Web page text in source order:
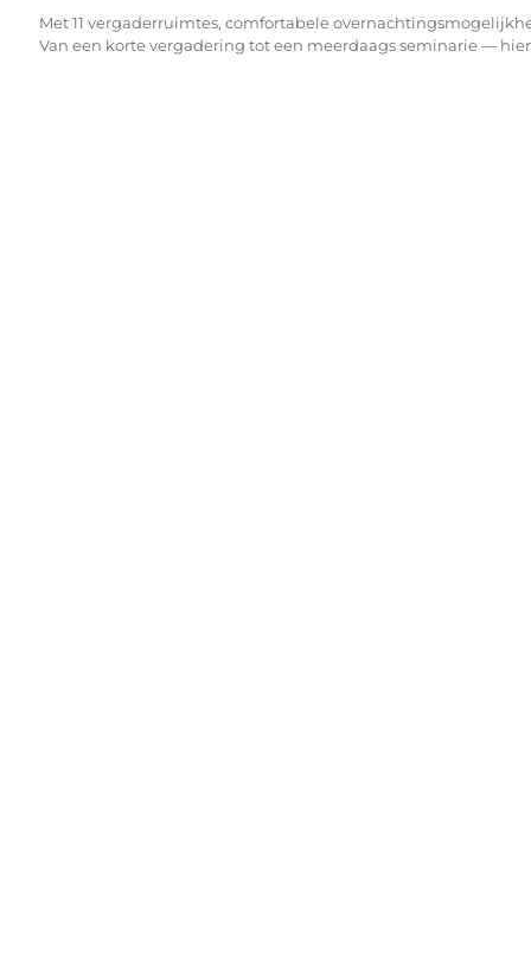
Met 11 vergaderruimtes, comfortabele
Van een korte vergadering tot een meerdaags seminarie —